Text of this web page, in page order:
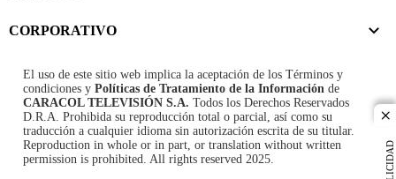
CORPORATIVO
El uso de este sitio web implica la aceptación de los Términos y
condiciones y Políticas de Tratamiento de la Información de
CARACOL TELEVISIÓN S.A. Todos los Derechos Reservados
D.R.A. Prohibida su reproducción total o parcial, así como su
traducción a cualquier idioma sin autorización escrita de su titular.
Reproduction in whole or in part, or translation without written
permission is prohibited. All rights reserved 2025.